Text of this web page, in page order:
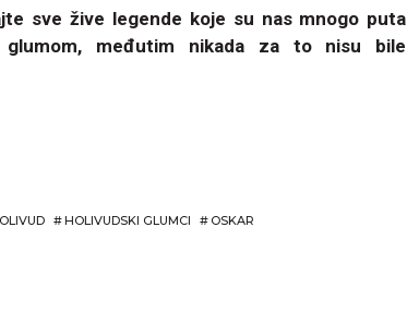
sve žive legende koje su nas mnogo puta
međutim nikada za to nisu bile
#HOLIVUDSKI GLUMCI # OSKAR